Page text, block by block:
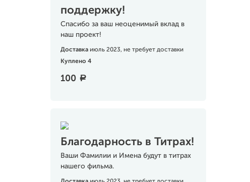
поддержку!
Спасибо за ваш неоценимый вклад в
наш проект!
Доставка июль 2023, не требует доставки
Куплено 4
100 a
Благодарность в Титрах!
Ваши Фамилии и Имена будут в титрах
нашего фильма.